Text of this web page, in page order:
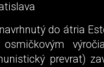
do átria
prevrat)